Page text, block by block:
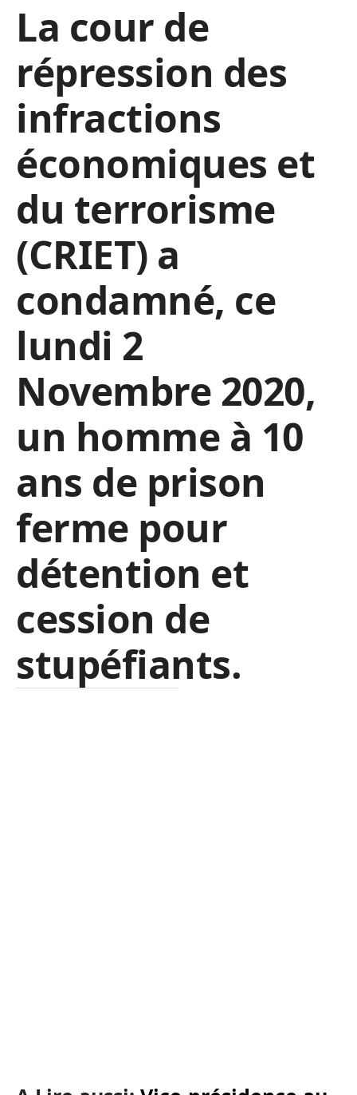
La cour de
répression des
infractions
économiques et
du terrorisme
(CRIET) a
condamné, ce
lundi 2
Novembre 2020,
un homme à 10
ans de prison
ferme pour
détention et
cession de
stupéfiants.